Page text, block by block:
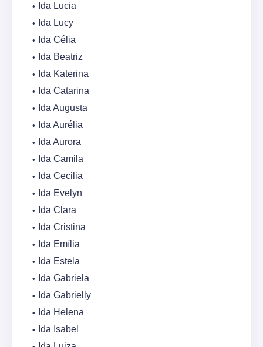
Ida Lucia
Ida Lucy
Ida Célia
Ida Beatriz
Ida Katerina
Ida Catarina
Ida Augusta
Ida Aurélia
Ida Aurora
Ida Camila
Ida Cecilia
Ida Evelyn
Ida Clara
Ida Cristina
Ida Emília
Ida Estela
Ida Gabriela
Ida Gabrielly
Ida Helena
Ida Isabel